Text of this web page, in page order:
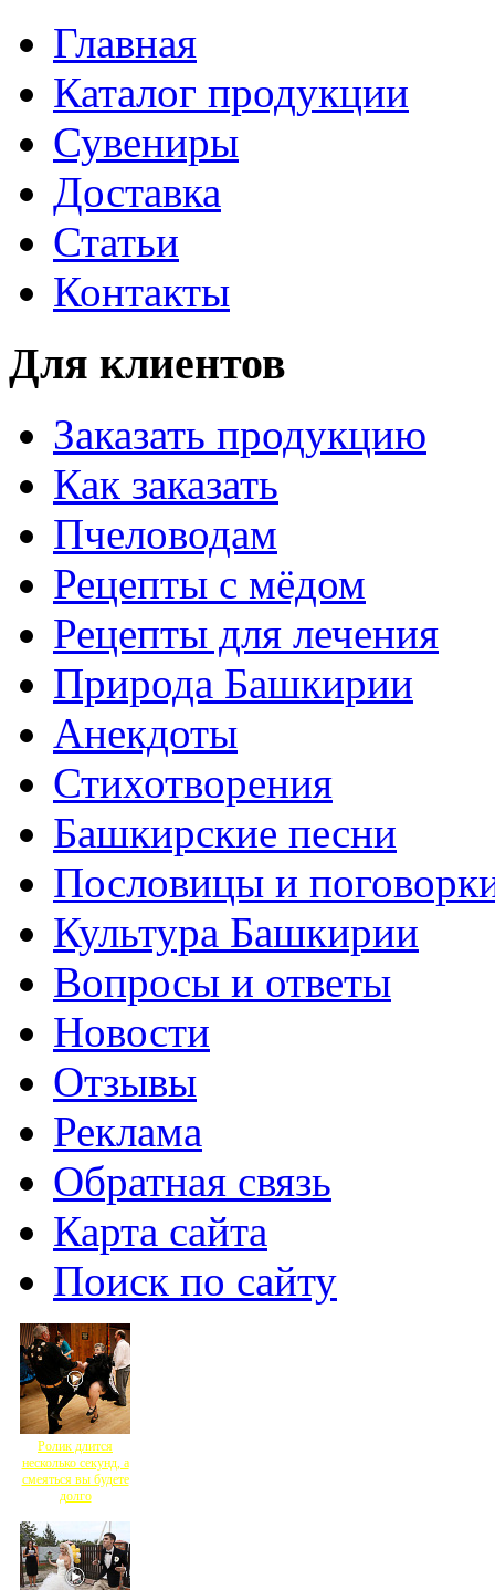
Главная
Каталог продукции
Сувениры
Доставка
Статьи
Контакты
Для клиентов
Заказать продукцию
Как заказать
Пчеловодам
Рецепты с мёдом
Рецепты для лечения
Природа Башкирии
Анекдоты
Стихотворения
Башкирские песни
Пословицы и
Культура Башкирии
Вопросы и ответы
Новости
Отзывы
Реклама
Обратная связь
Карта сайта
Поиск по сайту
Ролик длится
несколько секунд, а
смеяться вы будете
долго